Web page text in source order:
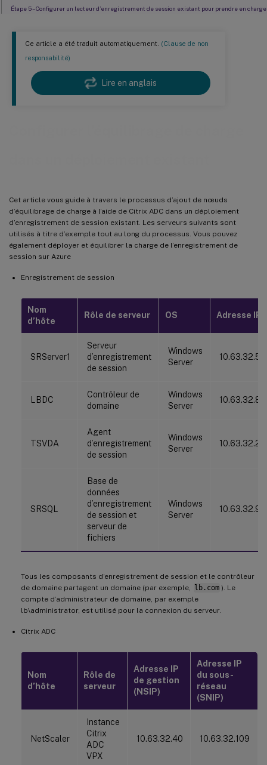
Ce article a été traduit automatiquement. (Clause de non
responsabilité)
Lire en anglais
Cet article vous guide à travers le processus d’ajout de nœuds
d’équilibrage de charge à l’aide de Citrix ADC dans un déploiement
d’enregistrement de session existant. Les serveurs suivants sont
utilisés à titre d’exemple tout au long du processus. Vous pouvez
également déployer et équilibrer la charge de l’enregistrement de
session sur Azure
Enregistrement de session
Nom
d’hôte
Rôle de serveur OS Adresse IP
SRServer1
Serveur
d’enregistrement
de session
Windows
Server
10.63.32.55
LBDC
Contrôleur de
domaine
Windows
Server
10.63.32.82
TSVDA
Agent
d’enregistrement
de session
Windows
Server
SRSQL
Base de
données
d’enregistrement
de session et
serveur de
fichiers
Windows
Server
10.63.32.91
Tous les composants d’enregistrement de session et le contrôleur
de domaine partagent un domaine (par exemple,
lb.com ). Le
compte d’administrateur de domaine, par exemple
lb\administrator, est utilisé pour la connexion du serveur.
Citrix ADC
Nom
d’hôte
Rôle de
serveur
Adresse IP
de gestion
(NSIP)
Adresse IP
du sous-
réseau
(SNIP)
NetScaler
Instance
Citrix
ADC
VPX
10.63.32.40 10.63.32.109
Étape 5 – Configurer un lecteur d’enregistrement de session existant pour prendre en charge
Étape 6 – Vérifier si l’équilibrage de charge fonctionne pour le serveur d’enregistrement de
session existant configuré
Étape 7 – Ajouter d’autres serveurs d’enregistrement de session
Dépannage